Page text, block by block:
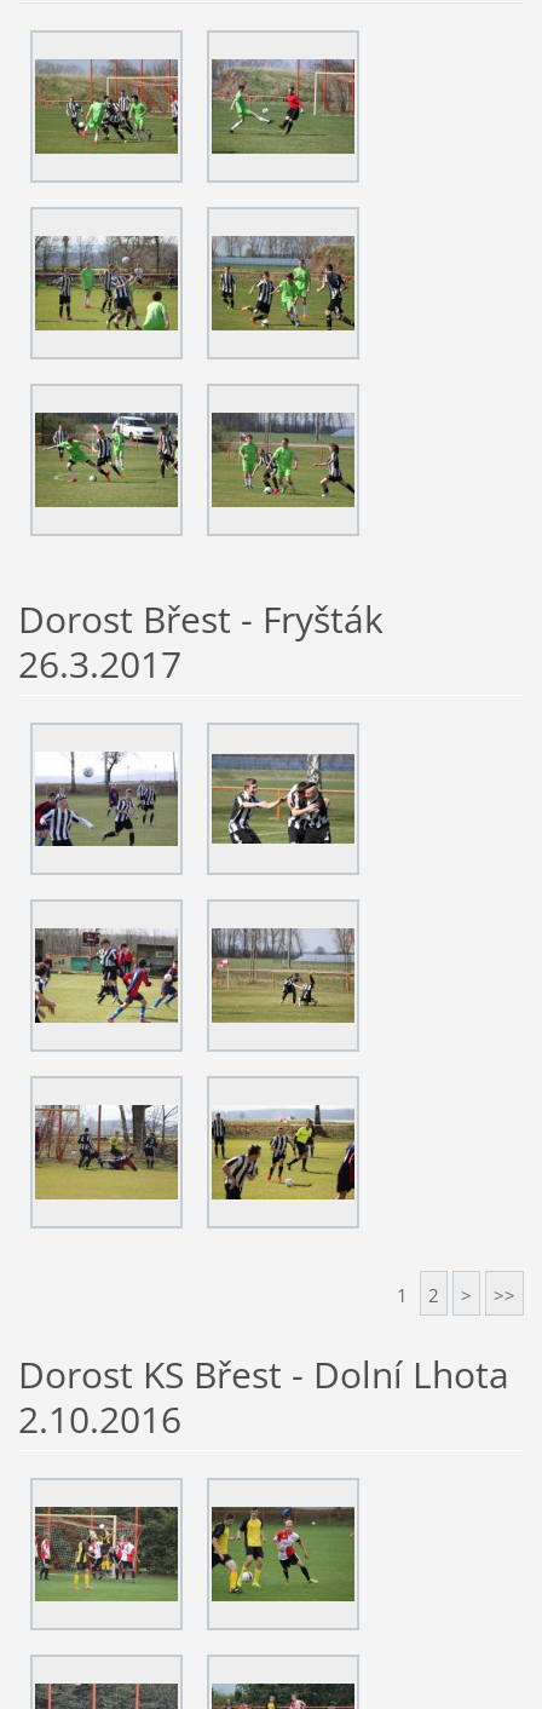
Dorost Břest - Fryšták
26.3.2017
1 2 > >>
Dorost KS Břest - Dolní Lhota
2.10.2016